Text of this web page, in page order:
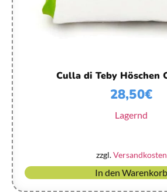
Culla di Teby Höschen
28,50€
Lagernd
zzgl.Versandkosten
In den Warenkorb